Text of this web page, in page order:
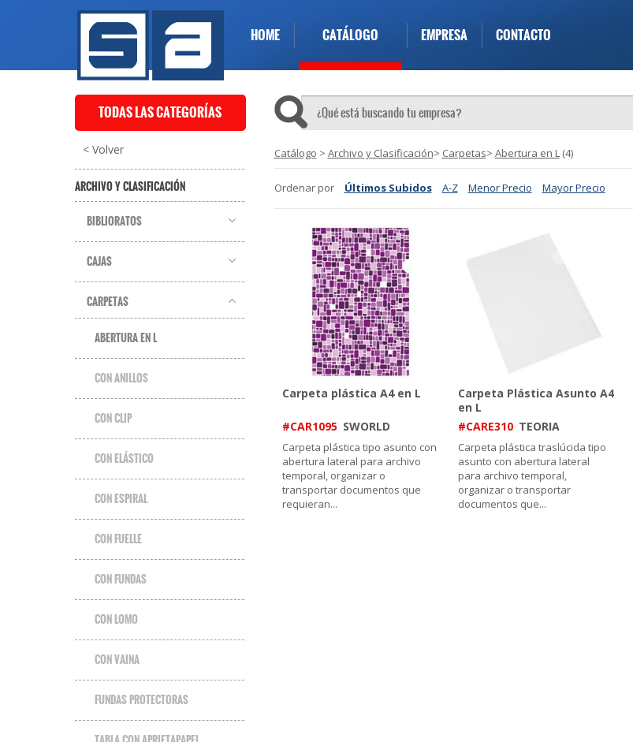
HOME CATÁLOGO EMPRESA CONTACTO
TODAS LAS CATEGORÍAS
< Volver
ARCHIVO Y CLASIFICACIÓN
BIBLIORATOS
CAJAS
CARPETAS
ABERTURA EN L
CON ANILLOS
CON CLIP
CON ELÁSTICO
CON ESPIRAL
CON FUELLE
CON FUNDAS
CON LOMO
CON VAINA
FUNDAS PROTECTORAS
Catálogo > Archivo y Clasificación> Carpetas> Abertura en L(4)
Ordenar por Últimos Subidos A-Z Menor Precio Mayor Precio
Carpeta plástica A4 en L
#CAR1095 SWORLD
Carpeta plástica tipo asunto con
abertura lateral para archivo
temporal, organizar o
transportar documentos que
requieran...
Carpeta Plástica Asunto A4
en L
#CARE310 TEORIA
Carpeta plástica traslúcida tipo
asunto con abertura lateral
para archivo temporal,
organizar o transportar
documentos que...